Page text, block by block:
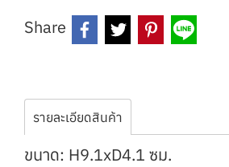
Share
รายละเอียดสินค้า
ขนาด: H9.1xD4.1 ซม.